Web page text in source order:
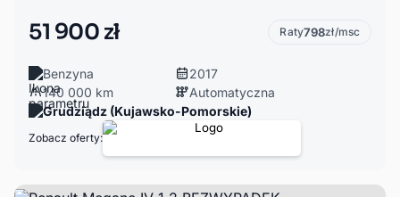
51 900 zł Raty798zł/msc
Benzyna
2017
140 000 km
Automatyczna
Grudziądz (Kujawsko-Pomorskie)
Zobacz oferty: